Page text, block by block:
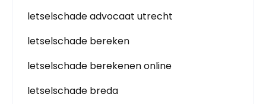
letselschade advocaat utrecht
letselschade bereken
letselschade berekenen online
letselschade breda